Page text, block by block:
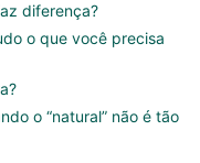
diferença?
o que você precisa
o “natural” não é tão